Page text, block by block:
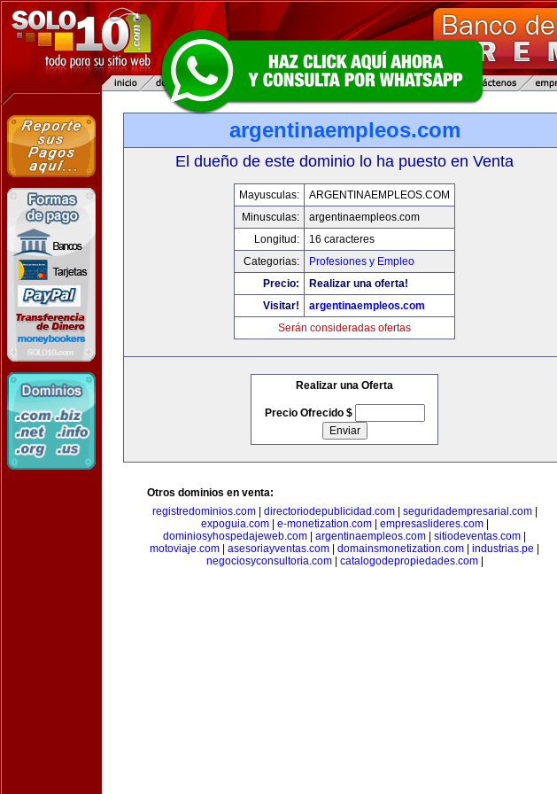
argentinaempleos.com
El dueño de este dominio lo ha puesto en Venta
Mayusculas:
ARGENTINAEMPLEOS.COM
Minusculas:
argentinaempleos.com
Longitud:
16 caracteres
Categorias:
Profesiones y Empleo
Precio:
Realizar una oferta!
Visitar!
argentinaempleos.com
Serán consideradas ofertas
Realizar una Oferta
Precio Ofrecido $
Otros dominios en venta:
registredominios.com| directoriodepublicidad.com| seguridadempresarial.com|
expoguia.com| e-monetization.com| empresaslideres.com|
dominiosyhospedajeweb.com
argentinaempleos.com sitiodeventas.com
motoviaje.com
asesoriayventas.com domainsmonetization.com industrias.pe
negociosyconsultoria.com| catalogodepropiedades.com|